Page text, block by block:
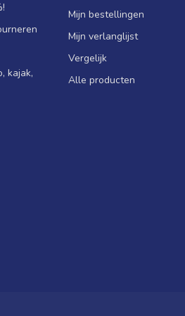
kajak,
Mijn bestellingen
Mijn verlanglijst
Vergelijk
Alle producten